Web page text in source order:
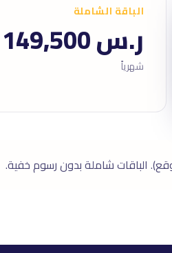
الباقة الشاملة
ر.س 149,500
شهرياً